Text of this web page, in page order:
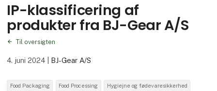
IP-klassificering af
produkter fra BJ-Gear A/S
Til oversigten
4. juni 2024 BJ-Gear A/S
Food Packaging Food Processing Hygiejne og fødevaresikkerhed